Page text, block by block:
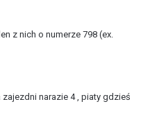
z nich o numerze 798 (ex.
narazie 4 , piaty gdzieś